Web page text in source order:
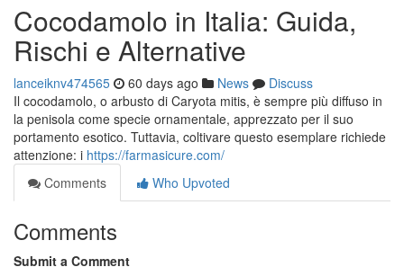
Cocodamolo in Italia: Guida,
Rischi e Alternative
lanceiknv474565 60 days ago News
Discuss
Il cocodamolo, o arbusto di Caryota mitis, è sempre più diffuso in
la penisola come specie ornamentale, apprezzato per il suo
portamento esotico. Tuttavia, coltivare questo esemplare richiede
attenzione: i https://farmasicure.com/
Comments
Who Upvoted
Comments
Submit a Comment